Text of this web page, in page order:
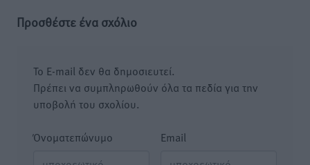
Προσθέστε ένα σχόλιο
Το E-mail δεν θα δημοσιευτεί.
Πρέπει να συμπληρωθούν όλα τα πεδία για την
υποβολή του σχολίου.
Όνοματεπώνυμο Email